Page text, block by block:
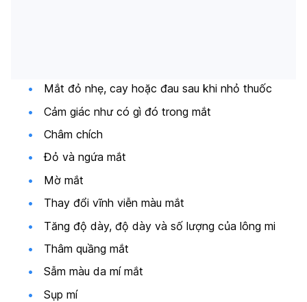
Mắt đỏ nhẹ, cay hoặc đau sau khi nhỏ thuốc
Cảm giác như có gì đó trong mắt
Châm chích
Đỏ và ngứa mắt
Mờ mắt
Thay đổi vĩnh viễn màu mắt
Tăng độ dày, độ dày và số lượng của lông mi
Thâm quầng mắt
Sẫm màu da mí mắt
Sụp mí